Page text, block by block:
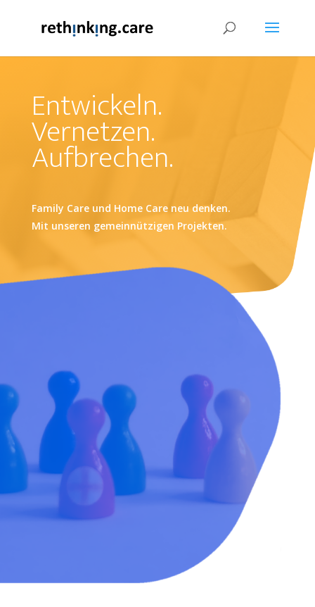
Entwickeln.
Vernetzen.
Aufbrechen.
Family Care und Home Care neu denken.
Mit unseren gemeinnützigen Projekten.